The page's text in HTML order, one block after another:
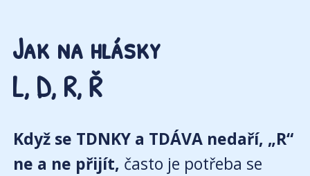
Jak na hlásky
L, D, R, Ř
Když se TDNKY a TDÁVA nedaří, „R“
ne a ne přijít, často je potřeba se